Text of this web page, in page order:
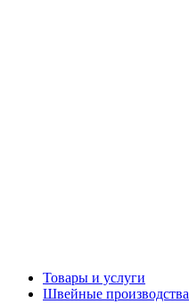
Товары и услуги
Швейные производства